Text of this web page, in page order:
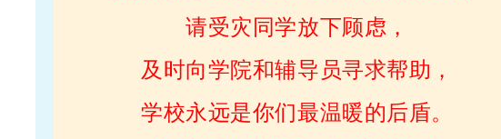
请受灾同学放下顾虑，
及时向学院和辅导员寻求帮助，
学校永远是你们最温暖的后盾。